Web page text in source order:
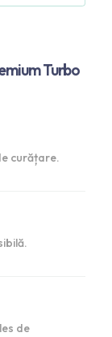
Turbo
curățare.
de